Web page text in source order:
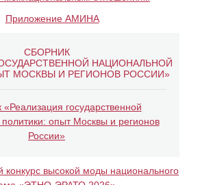
СБОРНИК
НАЦИОНАЛЬНОЙ
МОСКВЫ И РЕГИОНОВ РОССИИ»